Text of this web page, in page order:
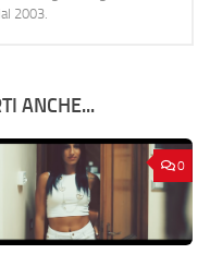
2003.
ANCHE...
0